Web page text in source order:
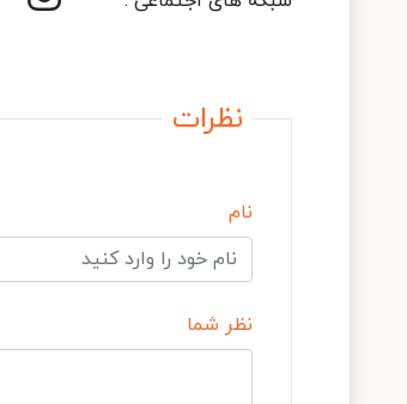
نظرات
نام
نظر شما